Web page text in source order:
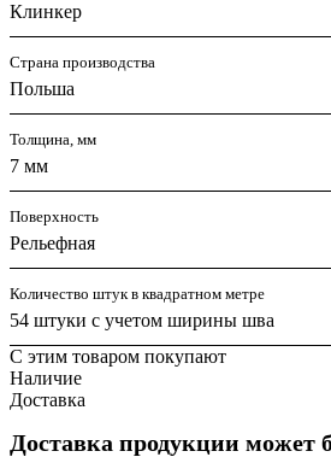
Клинкер
Страна производства
Польша
Толщина, мм
7 мм
Поверхность
Рельефная
Количество штук в квадратном метре
54 штуки с учетом ширины шва
С этим товаром покупают
Наличие
Доставка
Доставка продукции может